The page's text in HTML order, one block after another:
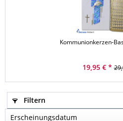
Kommunionkerzen-
19,95 € *
Filtern